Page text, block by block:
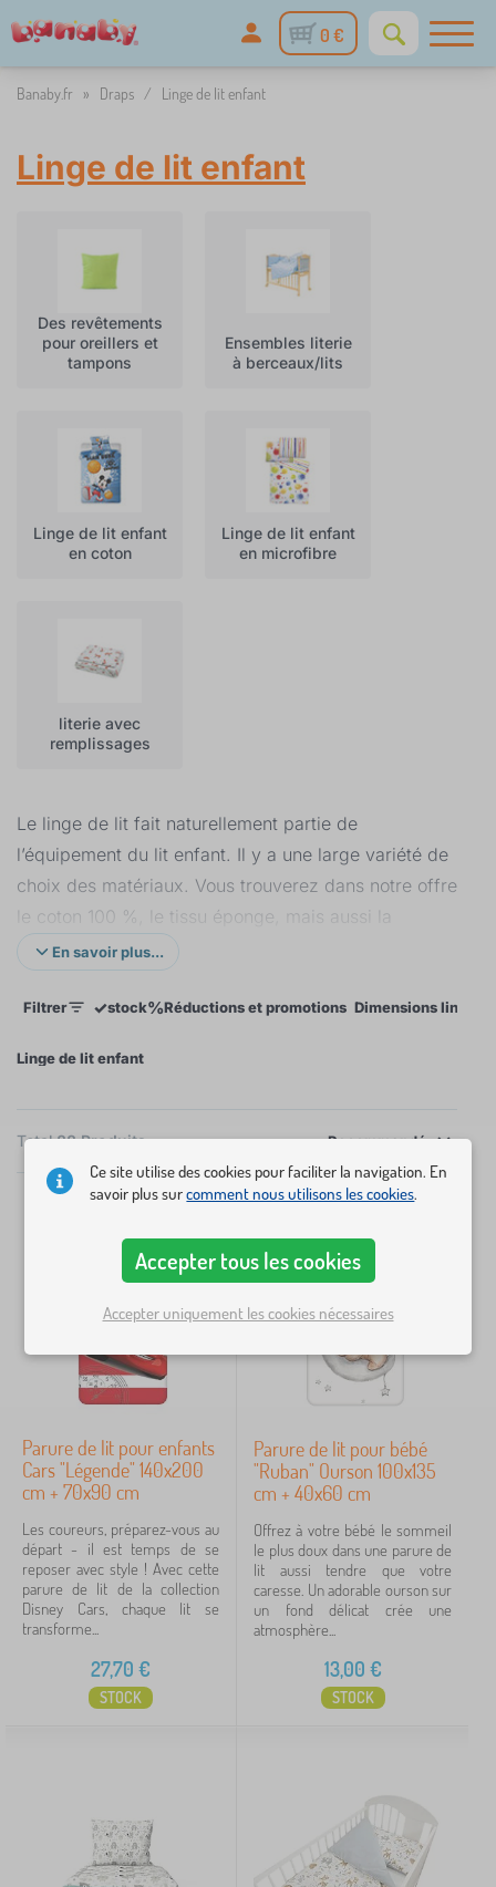
0 €
Banaby.fr » Draps / Linge de lit enfant
Linge de lit enfant
Des revêtements
pour oreillers et
tampons
Ensembles literie
à berceaux/lits
Linge de lit enfant
en coton
Linge de lit enfant
en microfibre
literie avec
remplissages
Le linge de lit fait naturellement partie de
l’équipement du lit enfant. Il y a une large variété de
choix des matériaux. Vous trouverez dans notre offre
le coton 100 %, le tissu éponge, mais aussi la
microfibre. Le choix des dimensions est également
de 120 x 90 cm à 200 x 160 cm, les dimensions
x 70 cm. Le linge avec différents motifs, y compris
lavages multiples sans décoloration.
En savoir plus...
Filtrer ✓stock%Réductions et promotions Dimensions linge
FILTRER ×
Dimensions linge de lit
200x140 + 90x70 cm
135x100 cm
14
120x90 cm
13
60x40 cm
11
70x80 cm + 20x30 cm
7
135x100 + 60x40 cm
7
afficher
plus >
Détermination
univerzální
Linge de lit enfant
Total88 Produits
Parure de lit pour enfants
Cars "Légende" 140x200
cm + 70x90 cm
Les coureurs, préparez-vous au
départ - il est temps de se
reposer avec style ! Avec cette
parure de lit de la collection
Disney Cars, chaque lit se
transforme...
27,70 €
STOCK
Parure de lit pour bébé
"Ruban" Ourson 100x135
cm + 40x60 cm
Offrez à votre bébé le sommeil
le plus doux dans une parure de
lit aussi tendre que votre
caresse. Un adorable ourson sur
un fond délicat crée une
atmosphère...
13,00 €
STOCK
Ce site utilise des cookies pour faciliter la navigation. En
savoir plus surcomment nous utilisons les cookies.
Accepter tous les cookies
Accepter uniquement les cookies nécessaires